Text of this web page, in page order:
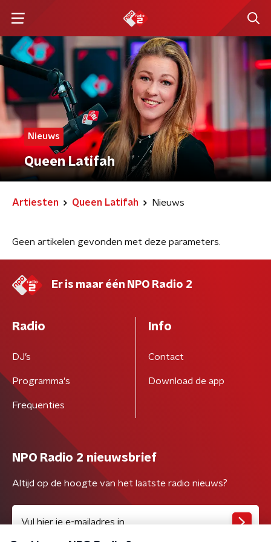
Nieuws
Queen Latifah
Artiesten Queen Latifah Nieuws
Geen artikelen gevonden met deze parameters.
Er is maar één NPO Radio 2
Radio
DJ’s
Programma's
Frequenties
Info
Contact
Download de app
NPO Radio 2 nieuwsbrief
Altijd op de hoogte van het laatste radio nieuws?